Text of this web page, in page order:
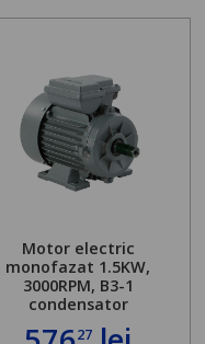
Motor electric
monofazat 1.5KW,
3000RPM, B3-1
condensator
27